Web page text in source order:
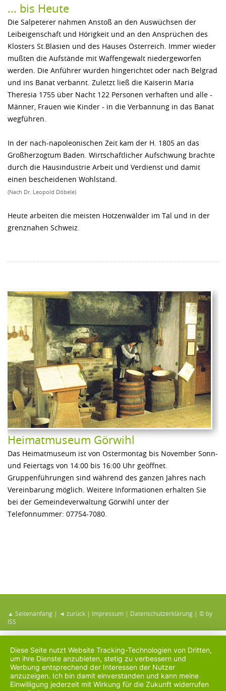
... bis Heute
Die Salpeterer nahmen Anstoß an den Auswüchsen der
Leibeigenschaft und Hörigkeit und an den Ansprüchen des
Klosters St.Blasien und des Hauses Österreich. Immer wieder
mußten die Aufstände mit Waffengewalt niedergeworfen
werden. Die Anführer wurden hingerichtet oder nach Belgrad
und ins Banat verbannt. Zuletzt ließ die Kaiserin Maria
Theresia 1755 über Nacht 122 Personen verhaften und alle -
Männer, Frauen wie Kinder - in die Verbannung in das Banat
wegführen.
In der nach-napoleonischen Zeit kam der H. 1805 an das
Großherzogtum Baden. Wirtschaftlicher Aufschwung brachte
durch die Hausindustrie Arbeit und Verdienst und damit
einen bescheidenen Wohlstand.
(Nach Dr. Leopold Döbele)
Heute arbeiten die meisten Hotzenwälder im Tal und in der
grenznahen Schweiz.
Heimatmuseum Görwihl
Das Heimatmuseum ist von Ostermontag bis November Sonn-
und Feiertags von 14:00 bis 16:00 Uhr geöffnet.
Gruppenführungen sind während des ganzen Jahres nach
Vereinbarung möglich. Weitere Informationen erhalten Sie
bei der Gemeindeverwaltung Görwihl unter der
Telefonnummer: 07754-7080.
▲ Seitenanfang | ◄ zurück | Impressum | Datenschutzerklärung | © by
ISS
Diese Seite nutzt Website Tracking-Technologien von Dritten,
um ihre Dienste anzubieten, stetig zu verbessern und
Werbung entsprechend der Interessen der Nutzer
anzuzeigen. Ich bin damit einverstanden und kann meine
Einwilligung jederzeit mit Wirkung für die Zukunft widerrufen